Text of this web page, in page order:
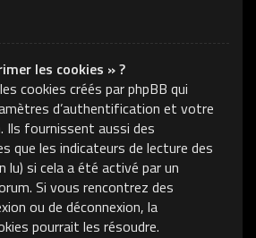
les cookies » ?
cookies créés par phpBB qui
d’authentification et votre
Ils fournissent aussi des
que les indicateurs de lecture des
lu) si cela a été activé par un
Si vous rencontrez des
ou de déconnexion, la
pourrait les résoudre.